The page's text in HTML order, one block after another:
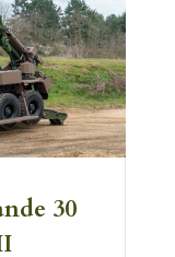
30